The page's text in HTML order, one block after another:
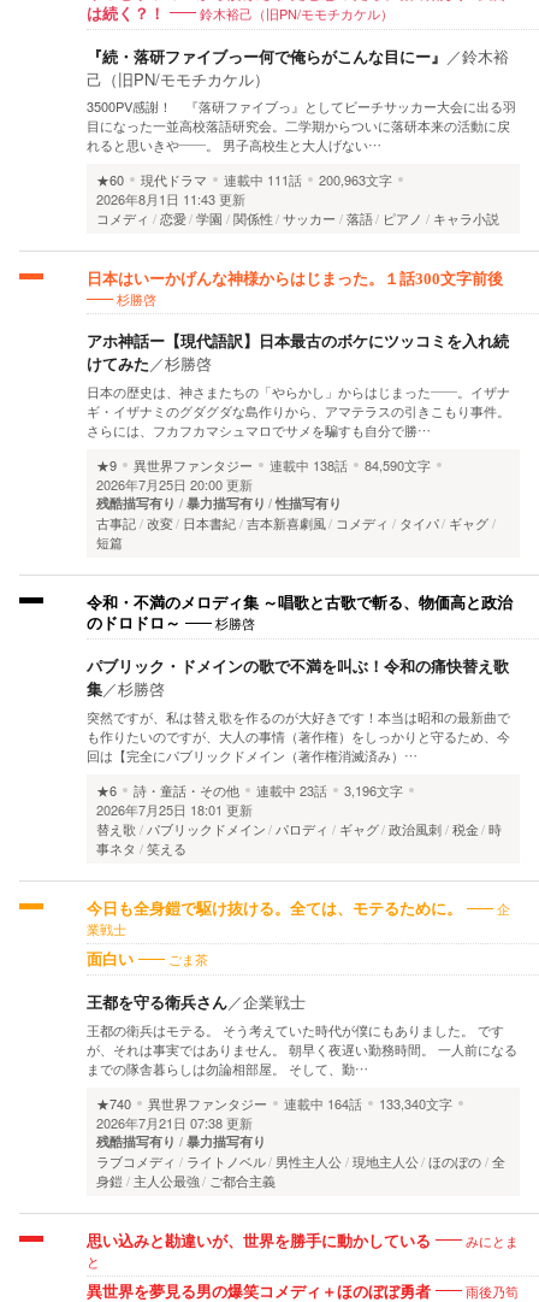
は続く？！
鈴木裕己（旧PN/モモチカケル）
『続・落研ファイブっー何で俺らがこんな目にー』 ／鈴木裕
己（旧PN/モモチカケル）
3500PV感謝！ 『落研ファイブっ』としてビーチサッカー大会に出る羽
目になった一並高校落語研究会。二学期からついに落研本来の活動に戻
れると思いきや――。 男子高校生と大人げない…
★60
現代ドラマ 連載中 111話
200,963文字
2026年8月1日 11:43 更新
コメディ
恋愛 学園 関係性 サッカー 落語 ピアノ キャラ小説
日本はいーかげんな神様からはじまった。１話300文字前後
杉勝啓
アホ神話ー【現代語訳】日本最古のボケにツッコミを入れ続
けてみた／杉勝啓
日本の歴史は、神さまたちの「やらかし」からはじまった――。イザナ
ギ・イザナミのグダグダな島作りから、アマテラスの引きこもり事件。
さらには、フカフカマシュマロでサメを騙すも自分で勝…
★9
異世界ファンタジー 連載中 138話
84,590文字
2026年7月25日 20:00 更新
残酷描写有り 暴力描写有り 性描写有り
古事記 改変 日本書紀 吉本新喜劇風 コメディ タイパ ギャグ
短篇
令和・不満のメロディ集 ～唱歌と古歌で斬る、物価高と政治
のドロドロ～
杉勝啓
パブリック・ドメインの歌で不満を叫ぶ！令和の痛快替え歌
集／杉勝啓
突然ですが、私は替え歌を作るのが大好きです！本当は昭和の最新曲で
も作りたいのですが、大人の事情（著作権）をしっかりと守るため、今
回は【完全にパブリックドメイン（著作権消滅済み）…
★6
詩・童話・その他 連載中 23話
3,196文字
2026年7月25日 18:01 更新
替え歌
パブリックドメイン パロディ ギャグ 政治風刺 税金 時
事ネタ
笑える
今日も全身鎧で駆け抜ける。全ては、モテるために。
企
業戦士
面白い ごま茶
王都を守る衛兵さん／企業戦士
王都の衛兵はモテる。 そう考えていた時代が僕にもありました。 です
が、それは事実ではありません。 朝早く夜遅い勤務時間。 一人前になる
までの隊舎暮らしは勿論相部屋。 そして、勤…
★740
異世界ファンタジー 連載中 164話
133,340文字
2026年7月21日 07:38 更新
残酷描写有り 暴力描写有り
ラブコメディ ライトノベル 男性主人公 現地主人公 ほのぼの 全
身鎧
主人公最強 ご都合主義
思い込みと勘違いが、世界を勝手に動かしている
みにとま
と
異世界を夢見る男の爆笑コメディ＋ほのぼぼ勇者 雨後乃筍